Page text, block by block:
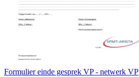
Formulier einde gesprek VP - netwerk VP